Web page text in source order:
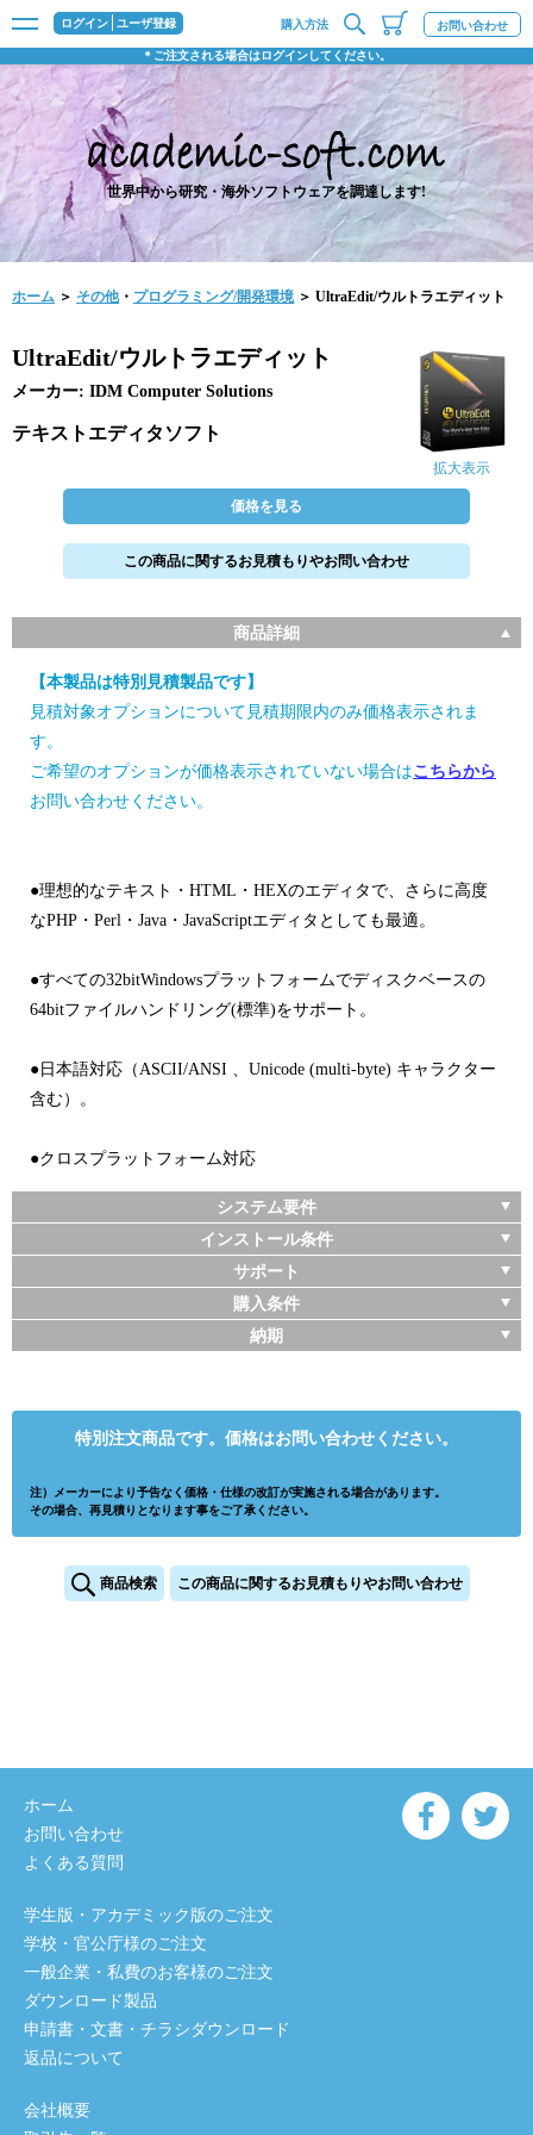
ログイン ユーザ登録
＊ご注文される場合はログインしてください。
購入方法 お問い合わせ
世界中から研究・海外ソフトウェアを調達します!
ホーム ＞ その他・ プログラミング/開発環境 ＞ UltraEdit/ウルトラエディット
拡大表示
UltraEdit/ウルトラエディット
メーカー: IDM Computer Solutions
テキストエディタソフト
価格を見る
この商品に関するお見積もりやお問い合わせ
商品詳細
【本製品は特別見積製品です】
見積対象オプションについて見積期限内のみ価格表示されま
す。
ご希望のオプションが価格表示されていない場合はこちらから
お問い合わせください。
●理想的なテキスト・HTML・HEXのエディタで、さらに高度
なPHP・Perl・Java・JavaScriptエディタとしても最適。
●すべての32bitWindowsプラットフォームでディスクベースの
64bitファイルハンドリング(標準)をサポート。
●日本語対応（ASCII/ANSI 、Unicode (multi-byte) キャラクター
含む）。
●クロスプラットフォーム対応
システム要件
インストール条件
サポート
購入条件
納期
特別注文商品です。価格はお問い合わせください。
注）メーカーにより予告なく価格・仕様の改訂が実施される場合があります。
その場合、再見積りとなります事をご了承ください。
商品検索 この商品に関するお見積もりやお問い合わせ
ホーム
お問い合わせ
よくある質問
学生版・アカデミック版のご注文
学校・官公庁様のご注文
一般企業・私費のお客様のご注文
ダウンロード製品
申請書・文書・チラシダウンロード
返品について
会社概要